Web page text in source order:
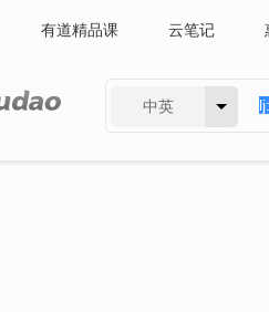
有道精品课 云笔记
中英